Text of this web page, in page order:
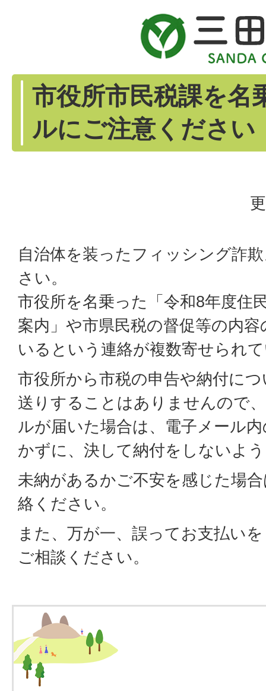
市役所市民税課を名
ルにご注意ください
自治体を装ったフィッシング詐
さい。
市役所を名乗った「令和8年度住
案内」や市県民税の督促等の内
いるという連絡が複数寄せられ
市役所から市税の申告や納付に
送りすることはありませんので
ルが届いた場合は、電子メール
かずに、決して納付をしないよ
未納があるかご不安を感じた場
絡ください。
また、万が一、誤ってお支払い
ご相談ください。